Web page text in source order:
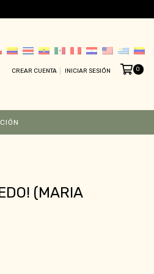
CREAR CUENTA INICIAR SESIÓN 0
(MARIA